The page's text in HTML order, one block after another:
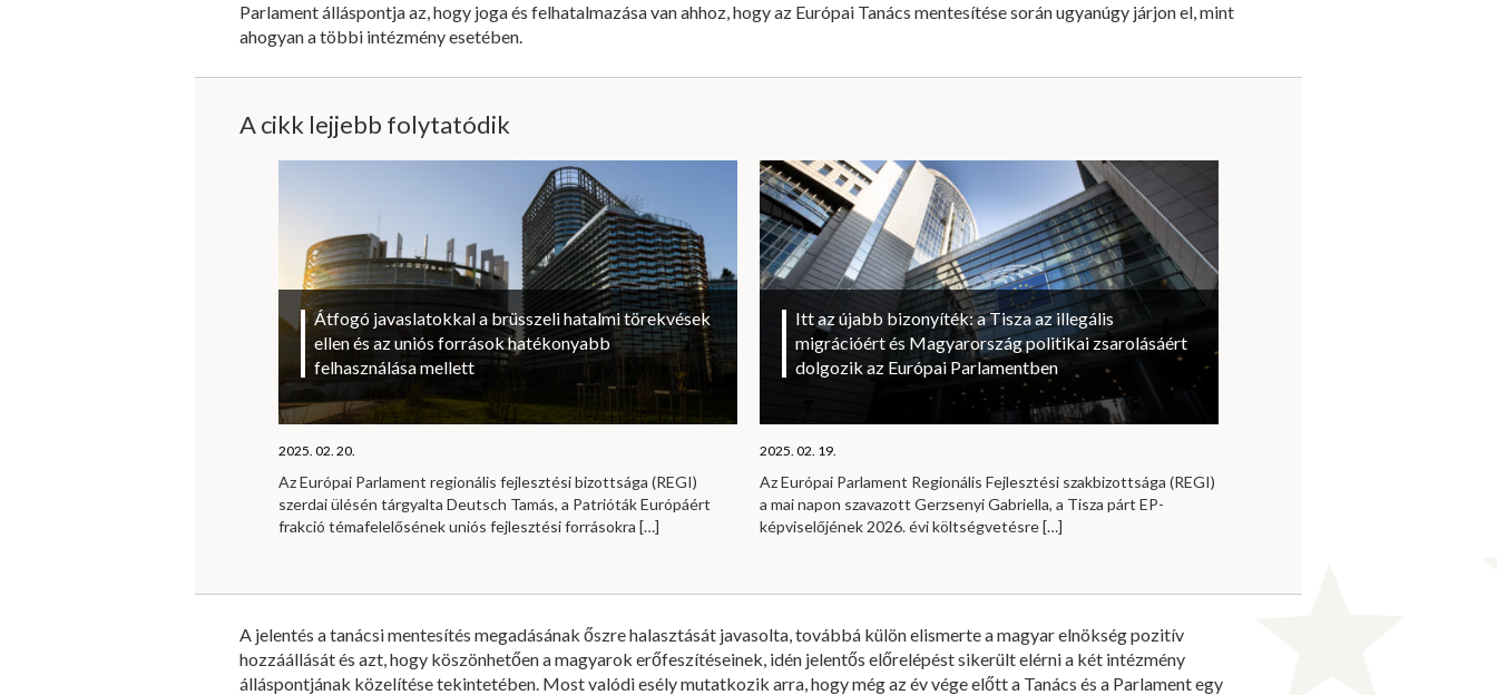
Parlament álláspontja az, hogy joga és felhatalmazása van ahhoz, hogy az Európai Tanács mentesítése során ugyanúgy járjon el, mint
ahogyan a többi intézmény esetében.
A cikk lejjebb folytatódik
Átfogó javaslatokkal a brüsszeli hatalmi törekvések
ellen és az uniós források hatékonyabb
felhasználása mellett
2025. 02. 20.
Az Európai Parlament regionális fejlesztési bizottsága (REGI)
szerdai ülésén tárgyalta Deutsch Tamás, a Patrióták Európáért
frakció témafelelősének uniós fejlesztési forrásokra […]
Itt az újabb bizonyíték: a Tisza az illegális
migrációért és Magyarország politikai zsarolásáért
dolgozik az Európai Parlamentben
2025. 02. 19.
Az Európai Parlament Regionális Fejlesztési szakbizottsága (REGI)
a mai napon szavazott Gerzsenyi Gabriella, a Tisza párt EP-
képviselőjének 2026. évi költségvetésre[…]
A jelentés a tanácsi mentesítés megadásának őszre halasztását javasolta, továbbá külön elismerte a magyar elnökség pozitív
hozzáállását és azt, hogy köszönhetően a magyarok erőfeszítéseinek, idén jelentős előrelépést sikerült elérni a két intézmény
álláspontjának közelítése tekintetében. Most valódi esély mutatkozik arra, hogy még az év vége előtt a Tanács és a Parlament egy